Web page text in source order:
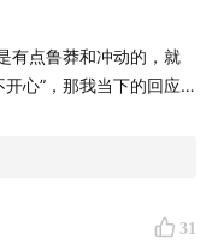
有点鲁莽和冲动的，就
心”，那我当下的回应
事后看未必理性，而这
是这句话说的“距离”。 31